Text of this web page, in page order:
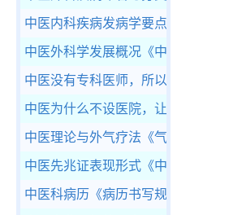
中医内科疾病发病学要点
中医外科学发展概况 《中医外科学
中医没有专科医师，所以没有办法
中医为什么不设医院，让病患住院
中医理论与外气疗法 《气功外气疗
中医先兆证表现形式 《中医疾病预
中医科病历 《病历书写规范》